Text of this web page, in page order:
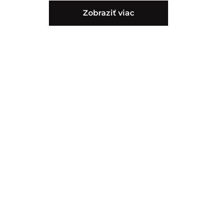
Zobraziť viac